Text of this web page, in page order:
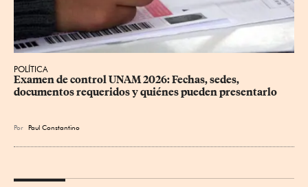
POLÍTICA
Examen de control UNAM 2026: Fechas, sedes,
documentos requeridos y quiénes pueden presentarlo
Por Paul Constantino